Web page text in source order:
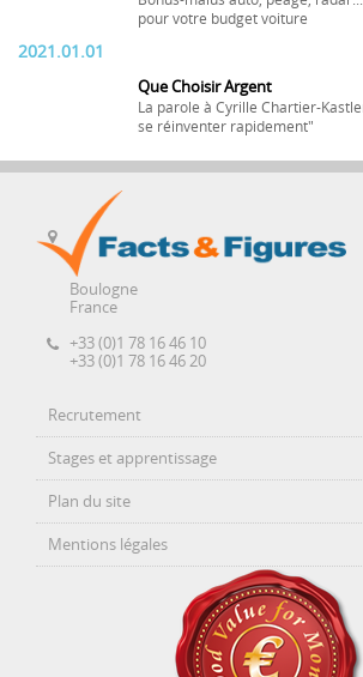
pour votre budget voiture
2021.01.01
Que Choisir Argent
La parole à Cyrille Chartier-
se réinventer rapidement"
Boulogne
France
+33 (0)1 78 16 46 10
+33 (0)1 78 16 46 20
Recrutement
Stages et apprentissage
Plan du site
Mentions légales